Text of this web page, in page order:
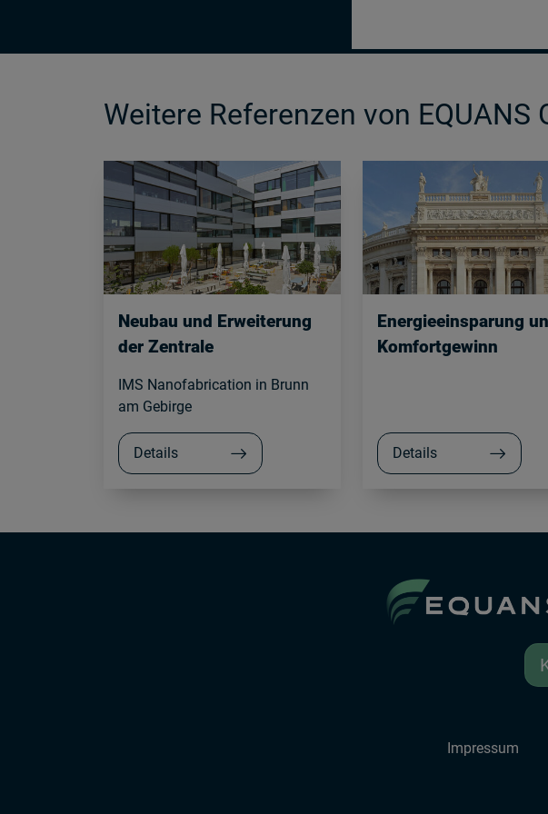
Weitere Referenzen von EQUANS
Neubau und Erweiterung
der Zentrale
IMS Nanofabrication in Brunn
am Gebirge
Details
Energieeinsparung
Komfortgewinn
Details
Impressum